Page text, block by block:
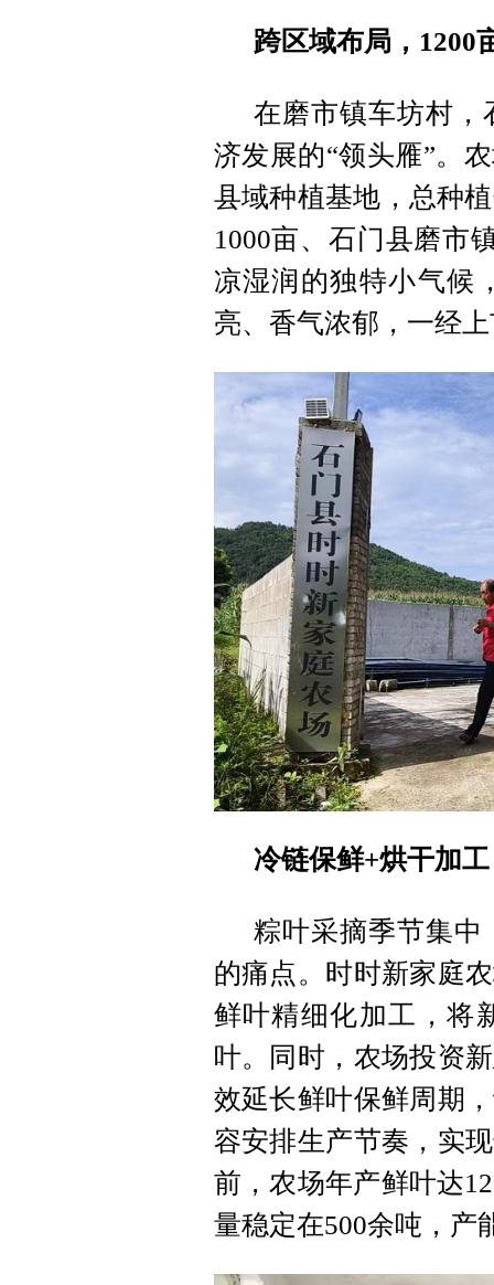
跨区域布局，1200
在磨市镇车坊村，
济发展的“领头雁”。
县域种植基地，总种
1000亩、石门县磨市
凉湿润的独特小气候
亮、香气浓郁，一经
冷链保鲜+烘干加
粽叶采摘季节集中
的痛点。时时新家庭
鲜叶精细化加工，将
叶。同时，农场投资
效延长鲜叶保鲜周期
容安排生产节奏，实
前，农场年产鲜叶达
量稳定在500余吨，产